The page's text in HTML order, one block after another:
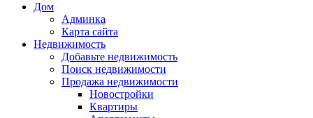
Дом
Админка
Карта сайта
Недвижимость
Добавьте недвижимость
Поиск недвижимости
Продажа недвижимости
Новостройки
Квартиры